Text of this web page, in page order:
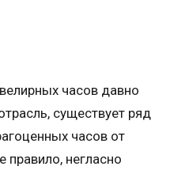
часов давно
существует ряд
часов от
правило, негласно